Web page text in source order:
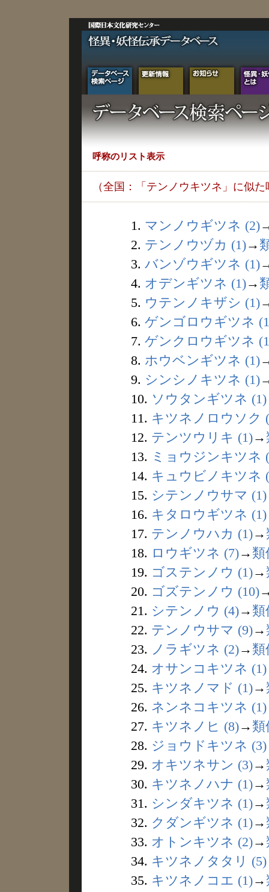
呼称のリスト表示
（全国：「テンノウキツネ」に似た
1. マンノウギツネ (2)
2. テンノウヅカ (1)→
3. バンゾウギツネ (1)
4. オデンギツネ (1)→
5. ウテンノキザシ (1)
6. ゲンゴロウギツネ
7. ゲンクロウギツネ
8. ホウベンギツネ (1)
9. シンシノキツネ (1)
10. ソウタンギツネ (1)
11. キツネノロウソク
12. テンツウリキ (1)→
13. ミョウジンキツネ
14. キュウビノキツネ
15. シテンノウサマ (1)
16. キタロウギツネ (1)
17. テンノウハカ (1)→
18. ロウギツネ (7)→ 類
19. ゴステンノウ (1)→
20. ゴズテンノウ (10)
21. シテンノウ (4)→ 類
22. テンノウサマ (9)→
23. ノラギツネ (2)→ 類
24. オサンコキツネ (1)
25. キツネノマド (1)→
26. ネンネコキツネ (1)
27. キツネノヒ (8)→ 類
28. ジョウドキツネ (3)
29. オキツネサン (3)→
30. キツネノハナ (1)→
31. シンダキツネ (1)→
32. クダンギツネ (1)→
33. オトンキツネ (2)→
34. キツネノタタリ (5)
35. キツネノコエ (1)→